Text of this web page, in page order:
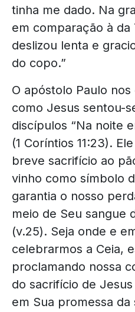
tinha me dado. Na
em comparação à da
deslizou lenta e
do copo.”
O apóstolo Paulo
como Jesus sentou-
discípulos “Na noite
(1 Coríntios 11:23).
breve sacrifício ao
vinho como símbolo
garantia o nosso
meio de Seu sangue
(v.25). Seja onde e
celebrarmos a Ceia,
proclamando nossa
do sacrifício de
em Sua promessa da